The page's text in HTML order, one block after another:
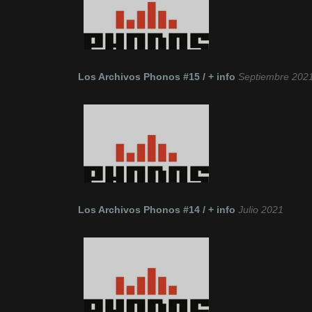
Los Archivos Phonos #15 / + info Septiembre
Los Archivos Phonos #14 / + info Julio 2021